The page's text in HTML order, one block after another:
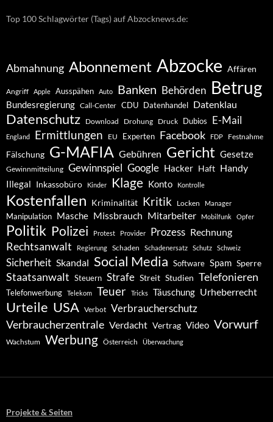
Top 100 Schlagwörter (Tags) auf Abzocknews.de:
Abmahnung Abonnement Abzocke Affären
Angriff Apple Ausspähen Auto Banken Behörden Betrug
Bundesregierung Call-Center CDU Datenhandel Datenklau
Datenschutz Download Drohung Druck Dubios E-Mail
England Ermittlungen EU Experten Facebook FDP Festnahme
Fälschung G-MAFIA Gebühren Gericht Gesetze
Gewinnmitteilung Gewinnspiel Google Hacker Haft Handy
Illegal Inkassobüro Kinder Klage Konto Kontrolle
Kostenfallen Kriminalität Kritik Locken Manager
Manipulation Masche Missbrauch Mitarbeiter Mobilfunk Opfer
Politik Polizei Protest Provider Prozess Rechnung
Rechtsanwalt Regierung Schaden Schadenersatz Schutz Schweiz
Sicherheit Skandal Social Media Software Spam Sperre
Staatsanwalt Steuern Strafe Streit Studien Telefonieren
Telefonwerbung Telekom Teuer Tricks Täuschung Urheberrecht
Urteile USA Verbot Verbraucherschutz
Verbraucherzentrale Verdacht Vertrag Video Vorwurf
Wachstum Werbung Österreich Überwachung
Projekte & Seiten